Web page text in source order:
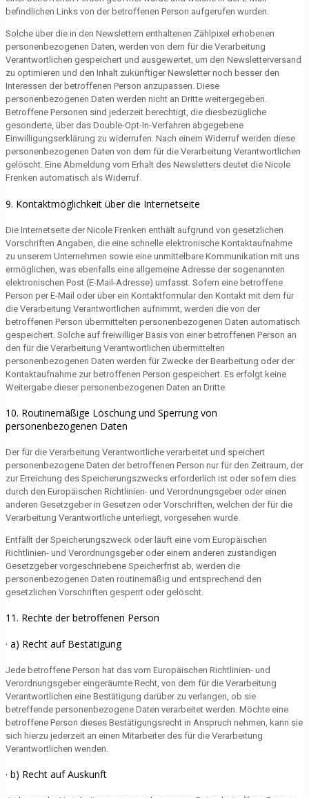
befindlichen Links von der betroffenen Person aufgerufen wurden.
Solche über die in den Newslettern enthaltenen Zählpixel erhobenen
personenbezogenen Daten, werden von dem für die Verarbeitung
Verantwortlichen gespeichert und ausgewertet, um den Newsletterversand
zu optimieren und den Inhalt zukünftiger Newsletter noch besser den
Interessen der betroffenen Person anzupassen. Diese
personenbezogenen Daten werden nicht an Dritte weitergegeben.
Betroffene Personen sind jederzeit berechtigt, die diesbezügliche
gesonderte, über das Double-Opt-In-Verfahren abgegebene
Einwilligungserklärung zu widerrufen. Nach einem Widerruf werden diese
personenbezogenen Daten von dem für die Verarbeitung Verantwortlichen
gelöscht. Eine Abmeldung vom Erhalt des Newsletters deutet die Nicole
Frenken automatisch als Widerruf.
9. Kontaktmöglichkeit über die Internetseite
Die Internetseite der Nicole Frenken enthält aufgrund von gesetzlichen
Vorschriften Angaben, die eine schnelle elektronische Kontaktaufnahme
zu unserem Unternehmen sowie eine unmittelbare Kommunikation mit uns
ermöglichen, was ebenfalls eine allgemeine Adresse der sogenannten
elektronischen Post (E-Mail-Adresse) umfasst. Sofern eine betroffene
Person per E-Mail oder über ein Kontaktformular den Kontakt mit dem für
die Verarbeitung Verantwortlichen aufnimmt, werden die von der
betroffenen Person übermittelten personenbezogenen Daten automatisch
gespeichert. Solche auf freiwilliger Basis von einer betroffenen Person an
den für die Verarbeitung Verantwortlichen übermittelten
personenbezogenen Daten werden für Zwecke der Bearbeitung oder der
Kontaktaufnahme zur betroffenen Person gespeichert. Es erfolgt keine
Weitergabe dieser personenbezogenen Daten an Dritte.
10. Routinemäßige Löschung und Sperrung von
personenbezogenen Daten
Der für die Verarbeitung Verantwortliche verarbeitet und speichert
personenbezogene Daten der betroffenen Person nur für den Zeitraum, der
zur Erreichung des Speicherungszwecks erforderlich ist oder sofern dies
durch den Europäischen Richtlinien- und Verordnungsgeber oder einen
anderen Gesetzgeber in Gesetzen oder Vorschriften, welchen der für die
Verarbeitung Verantwortliche unterliegt, vorgesehen wurde.
Entfällt der Speicherungszweck oder läuft eine vom Europäischen
Richtlinien- und Verordnungsgeber oder einem anderen zuständigen
Gesetzgeber vorgeschriebene Speicherfrist ab, werden die
personenbezogenen Daten routinemäßig und entsprechend den
gesetzlichen Vorschriften gesperrt oder gelöscht.
11. Rechte der betroffenen Person
· a) Recht auf Bestätigung
Jede betroffene Person hat das vom Europäischen Richtlinien- und
Verordnungsgeber eingeräumte Recht, von dem für die Verarbeitung
Verantwortlichen eine Bestätigung darüber zu verlangen, ob sie
betreffende personenbezogene Daten verarbeitet werden. Möchte eine
betroffene Person dieses Bestätigungsrecht in Anspruch nehmen, kann sie
sich hierzu jederzeit an einen Mitarbeiter des für die Verarbeitung
Verantwortlichen wenden.
· b) Recht auf Auskunft